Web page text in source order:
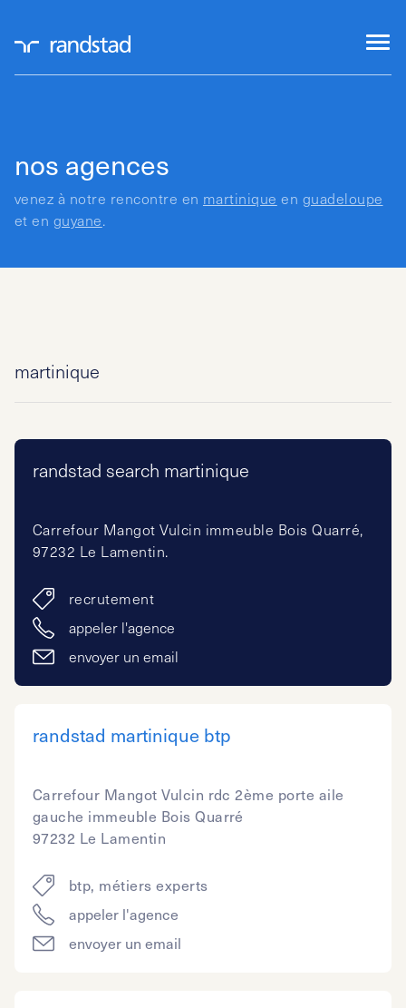
nos agences
venez à notre rencontre en martinique en guadeloupe
et en guyane.
martinique
randstad martinique btp
Carrefour Mangot Vulcin rdc 2ème porte aile
gauche immeuble Bois Quarré
97232 Le Lamentin
btp, métiers experts
appeler l'agence
envoyer un email
randstad search martinique
Carrefour Mangot Vulcin immeuble Bois Quarré,
97232 Le Lamentin.
recrutement
appeler l'agence
envoyer un email